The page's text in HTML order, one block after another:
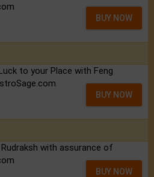
BUY NOW
to your Place with Feng
BUY NOW
with assurance of
BUY NOW